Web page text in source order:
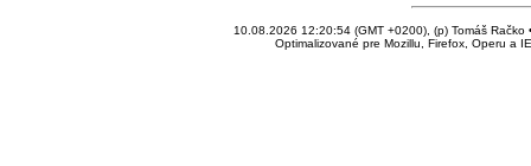
10.08.2026 12:20:54 (GMT +0200), (p) Tomáš Račko
Optimalizované pre Mozillu, Firefox, Operu a